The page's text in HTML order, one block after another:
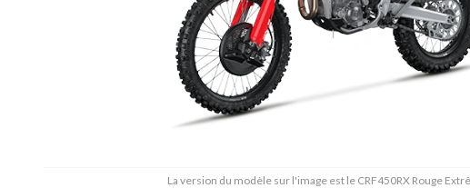
La version du modèle sur l'image est le CRF450RX Rouge